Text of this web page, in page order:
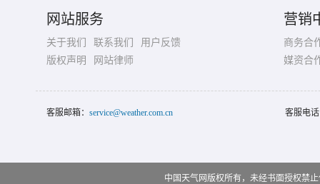
网站服务
关于我们 联系我们
用户反馈
版权声明
网站律师
营销
商务合
媒资合
客服邮箱： service@weather.com.cn 客服电
中国天气网版权所有，未经书面授权